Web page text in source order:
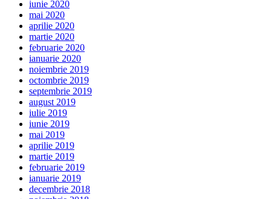
iunie 2020
mai 2020
aprilie 2020
martie 2020
februarie 2020
ianuarie 2020
noiembrie 2019
octombrie 2019
septembrie 2019
august 2019
iulie 2019
iunie 2019
mai 2019
aprilie 2019
martie 2019
februarie 2019
ianuarie 2019
decembrie 2018